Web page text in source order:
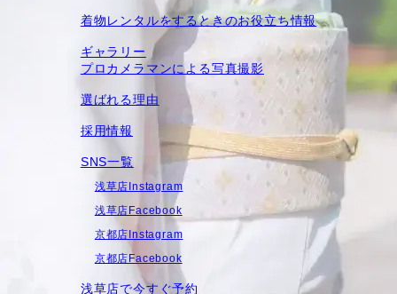
着物レンタルをするときのお役立ち情報
ギャラリー
プロカメラマンによる写真撮影
選ばれる理由
採用情報
SNS一覧
浅草店Instagram
浅草店Facebook
京都店Instagram
京都店Facebook
浅草店で今すぐ予約